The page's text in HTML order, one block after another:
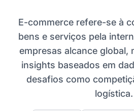
E-commerce refere-se à
bens e serviços pela
empresas alcance global,
insights baseados em
desafios como
logística.